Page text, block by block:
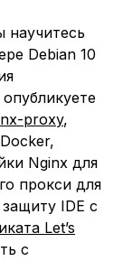
Debian 10
proxy,
Nginx для
прокси для
IDE с
Let’s
с